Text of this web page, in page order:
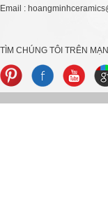
Email :
TÌM CHÚNG TÔI TRÊN